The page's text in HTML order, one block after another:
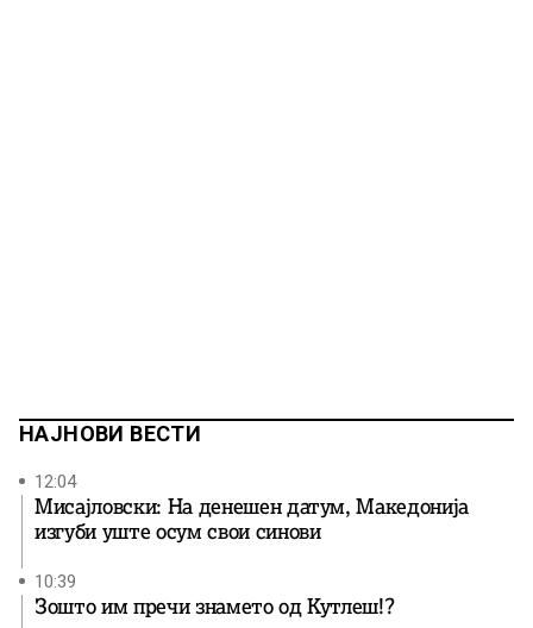
НАЈНОВИ ВЕСТИ
12:04
Мисајловски: На денешен датум, Македонија
изгуби уште осум свои синови
10:39
Зошто им пречи знамето од Кутлеш!?